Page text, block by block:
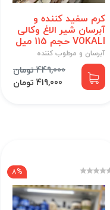
کرم سفید کننده و
آبرسان شیر الاغ وکالی
VOKALI حجم 115 میل
آبرسان و مرطوب کننده
449,000 تومان
419,000 تومان
8%